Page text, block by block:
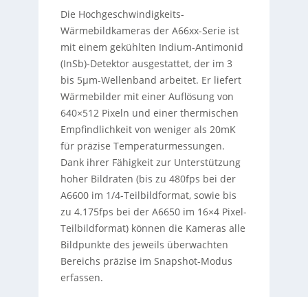
Die Hochgeschwindigkeits-
Wärmebildkameras der A66xx-Serie ist
mit einem gekühlten Indium-Antimonid
(InSb)-Detektor ausgestattet, der im 3
bis 5µm-Wellenband arbeitet. Er liefert
Wärmebilder mit einer Auflösung von
640×512 Pixeln und einer thermischen
Empfindlichkeit von weniger als 20mK
für präzise Temperaturmessungen.
Dank ihrer Fähigkeit zur Unterstützung
hoher Bildraten (bis zu 480fps bei der
A6600 im 1/4-Teilbildformat, sowie bis
zu 4.175fps bei der A6650 im 16×4 Pixel-
Teilbildformat) können die Kameras alle
Bildpunkte des jeweils überwachten
Bereichs präzise im Snapshot-Modus
erfassen.